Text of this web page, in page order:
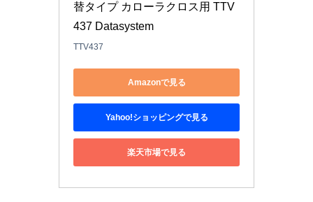
替タイプ カローラクロス用 TTV
437 Datasystem
TTV437
Amazonで見る
Yahoo!ショッピングで見る
楽天市場で見る